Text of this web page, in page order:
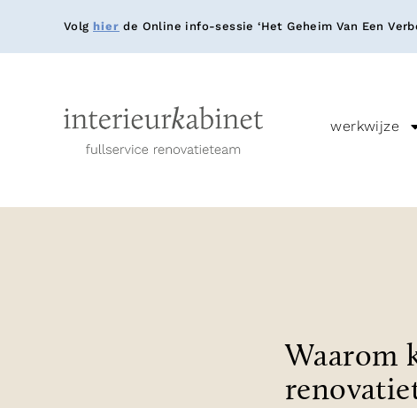
Volg hier de Online info-sessie ‘Het Geheim Van Een
werkwijze
Waarom